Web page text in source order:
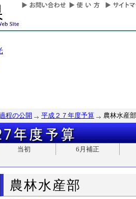
程の公開 平成２７年度予算 農林水産
当初 6月補正
農林水産部